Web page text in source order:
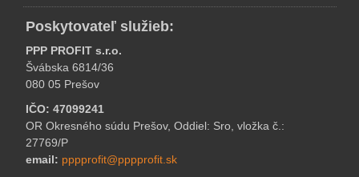
Poskytovateľ služieb:
PPP PROFIT s.r.o.
Švábska 6814/36
080 05 Prešov
IČO: 47099241
OR Okresného súdu Prešov, Oddiel: Sro, vložka č.:
27769/P
email: pppprofit@pppprofit.sk